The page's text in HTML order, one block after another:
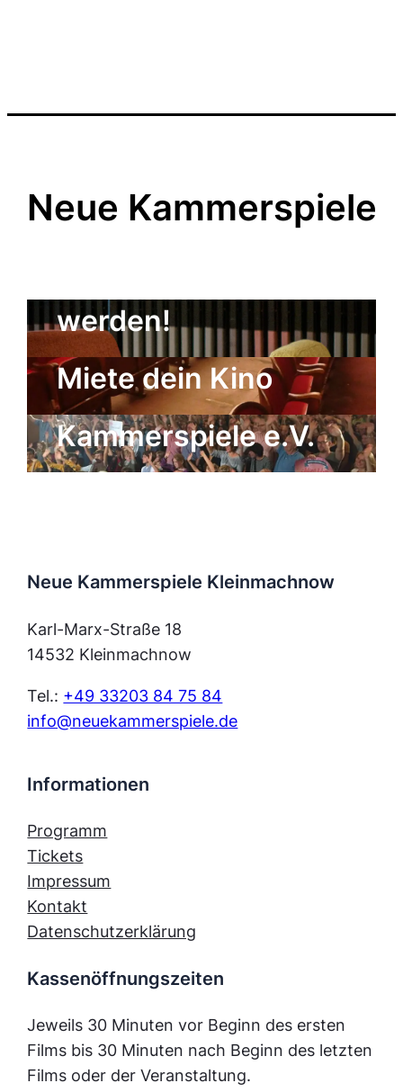
Neue Kammerspiele
werden!
Miete dein Kino
Der Freundeskreis
der Neuen
Kammerspiele e.V.
Neue Kammerspiele Kleinmachnow
Karl-Marx-Straße 18
14532 Kleinmachnow
Tel.: +49 33203 84 75 84
info@neuekammerspiele.de
Informationen
Programm
Tickets
Impressum
Kontakt
Datenschutzerklärung
Kassenöffnungszeiten
Jeweils 30 Minuten vor Beginn des ersten
Films bis 30 Minuten nach Beginn des letzten
Films oder der Veranstaltung.